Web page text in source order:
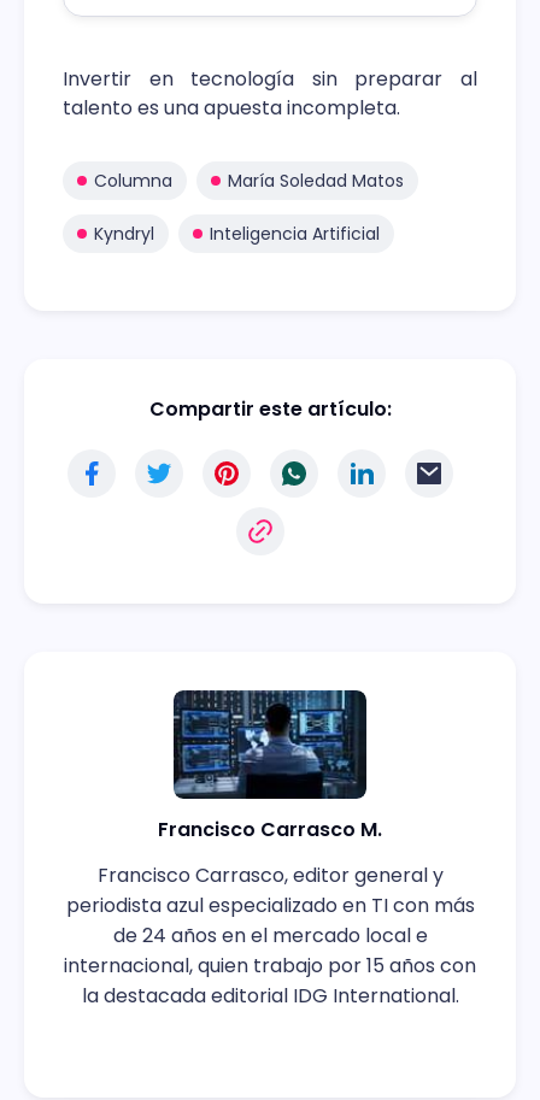
Invertir en tecnología sin preparar al
talento es una apuesta incompleta.
Columna María Soledad Matos
Kyndryl Inteligencia Artificial
Compartir este artículo:
Francisco Carrasco M.
Francisco Carrasco, editor general y
periodista azul especializado en TI con más
de 24 años en el mercado local e
internacional, quien trabajo por 15 años con
la destacada editorial IDG International.